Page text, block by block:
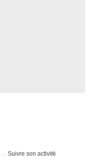
Suivre son activité